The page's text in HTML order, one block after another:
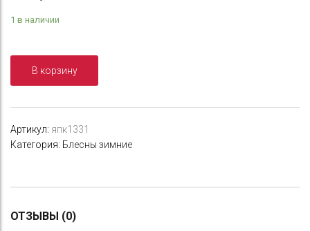
1 в наличии
В корзину
Артикул: япк1331
Категория: Блесны зимние
ОТЗЫВЫ (0)